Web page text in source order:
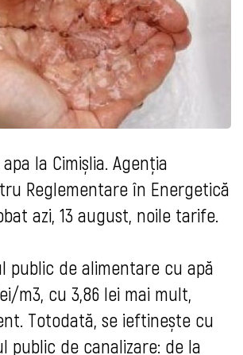
la Cimișlia. Agenția
Reglementare în Energetică
azi, 13 august, noile tarife.
public de alimentare cu apă
m3, cu 3,86 lei mai mult,
Totodată, se ieftinește cu
public de canalizare: de la